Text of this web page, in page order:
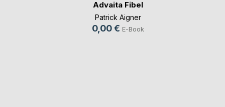
Advaita Fibel
Patrick Aigner
0,00 € E-Book